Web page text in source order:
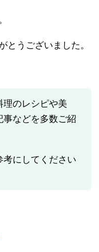
とうございました。
理のレシピや美
などを多数ご紹
考にしてください